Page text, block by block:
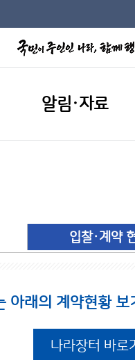
알림·자료
입찰·계약
아래의 계약현황
나라장터 바로